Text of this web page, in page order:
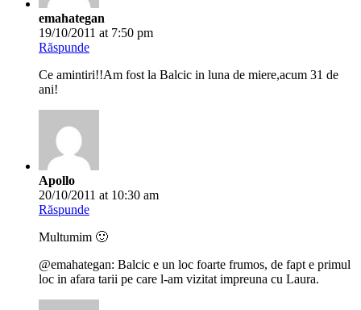
emahategan
19/10/2011 at 7:50 pm
Răspunde
Ce amintiri!!Am fost la Balcic in luna de miere,acum 31 de
ani!
Apollo
20/10/2011 at 10:30 am
Răspunde
Multumim 🙂
@emahategan: Balcic e un loc foarte frumos, de fapt e primul
loc in afara tarii pe care l-am vizitat impreuna cu Laura.